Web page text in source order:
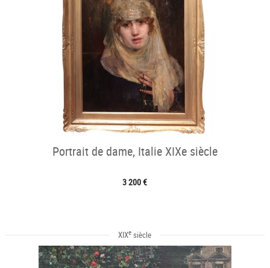
Portrait de dame, Italie XIXe siècle
3 200 €
XIXe siècle